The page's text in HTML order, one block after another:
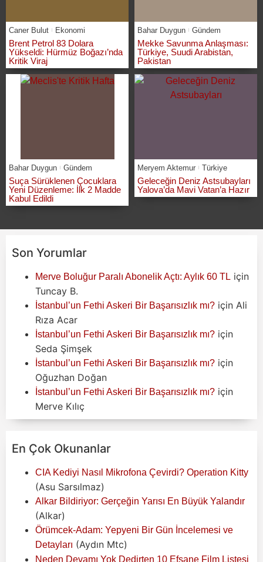
Caner Bulut Ekonomi
Brent Petrol 83 Dolara
Yükseldi: Hürmüz Boğazı’nda
Kritik Viraj
Bahar Duygun Gündem
Mekke Savunma Anlaşması:
Türkiye, Suudi Arabistan,
Pakistan
Bahar Duygun Gündem
Suça Sürüklenen Çocuklara
Yeni Düzenleme: İlk 2 Madde
Kabul Edildi
Meryem Aktemur Türkiye
Geleceğin Deniz Astsubayları
Yalova’da Mavi Vatan’a Hazır
Son Yorumlar
Merve Boluğur Paralı Abonelik Açtı: Aylık 60 TL için
Tuncay B.
İstanbul’un Fethi Askeri Bir Başarısızlık mı? için Ali
Rıza Acar
İstanbul’un Fethi Askeri Bir Başarısızlık mı? için
Seda Şimşek
İstanbul’un Fethi Askeri Bir Başarısızlık mı? için
Oğuzhan Doğan
İstanbul’un Fethi Askeri Bir Başarısızlık mı? için
Merve Kılıç
En Çok Okunanlar
CIA Kediyi Nasıl Mikrofona Çevirdi? Operation Kitty
(Asu Sarsılmaz)
Alkar Bildiriyor: Gerçeğin Yarısı En Büyük Yalandır
(Alkar)
Örümcek-Adam: Yepyeni Bir Gün İncelemesi ve
Detayları (Aydın Mtc)
Neden Devamı Yok Dedirten 10 Efsane Film Listesi